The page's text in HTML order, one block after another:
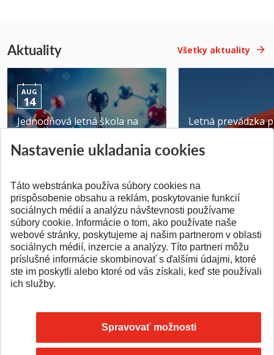
Aktuality Všetky aktuality
AUG
14
Jednodňová letná škola na
Pridané 28.07.2026
Letná prevádzka
Pridané 23.06.2026
SPÄŤ NA VRCH
Nastavenie ukladania cookies
Táto webstránka používa súbory cookies na
prispôsobenie obsahu a reklám, poskytovanie funkcií
sociálnych médií a analýzu návštevnosti používame
súbory cookie. Informácie o tom, ako používate naše
webové stránky, poskytujeme aj našim partnerom v oblasti
sociálnych médií, inzercie a analýzy. Títo partneri môžu
príslušné informácie skombinovať s ďalšími údajmi, ktoré
ste im poskytli alebo ktoré od vás získali, keď ste používali
ich služby.
Spravovať možnosti